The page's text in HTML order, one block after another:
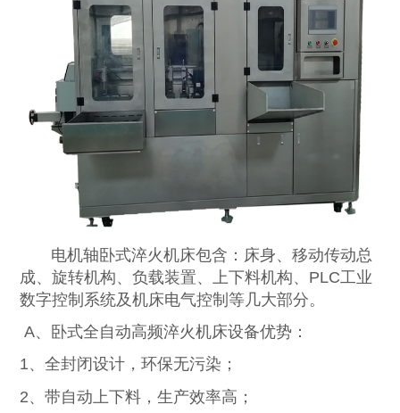
电机轴卧式淬火机床包含：床身、移动传动总
成、旋转机构、负载装置、上下料机构、PLC工业
数字控制系统及机床电气控制等几大部分。
A、卧式全自动高频淬火机床设备优势：
1、全封闭设计，环保无污染；
2、带自动上下料，生产效率高；